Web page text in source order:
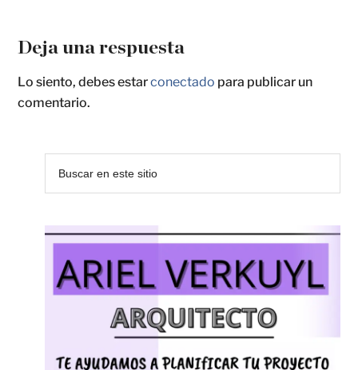
Deja una respuesta
Lo siento, debes estarconectado para publicar un
comentario.